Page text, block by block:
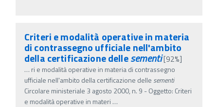
Criteri e modalità operative in materia
di contrassegno ufficiale nell'ambito
della certificazione dellesementi[92%]
… ri e modalità operative in materia di contrassegno
ufficiale nell'ambito della certificazione delle sementi
Circolare ministeriale 3 agosto 2000, n. 9 - Oggetto: Criteri
e modalità operative in materi …